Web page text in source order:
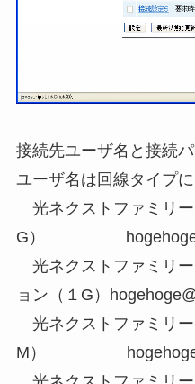
接続先ユーザ名と接続
ユーザ名は回線タイプ
光ネクストファミリー
G）
光ネクストファミリ
ョン（１G）
光ネクストファミリ
M）